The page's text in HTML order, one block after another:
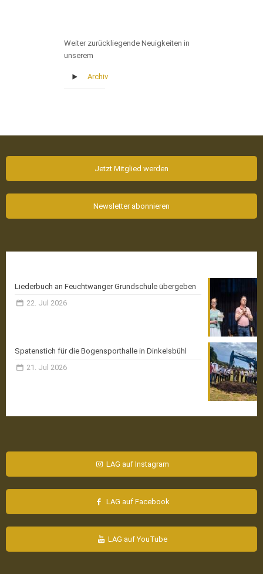
Weiter zurückliegende Neuigkeiten in
unserem
Archiv
Jetzt Mitglied werden
Newsletter abonnieren
Liederbuch an Feuchtwanger Grundschule übergeben
22. Jul 2026
Spatenstich für die Bogensporthalle in Dinkelsbühl
21. Jul 2026
LAG auf Instagram
LAG auf Facebook
LAG auf YouTube